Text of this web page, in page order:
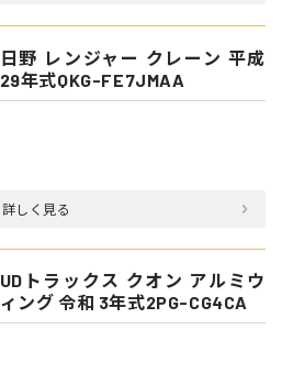
日野 レンジャー クレーン 平成
29年式QKG-FE7JMAA
詳しく見る
UDトラックス クオン アルミウ
ィング 令和 3年式2PG-CG4CA